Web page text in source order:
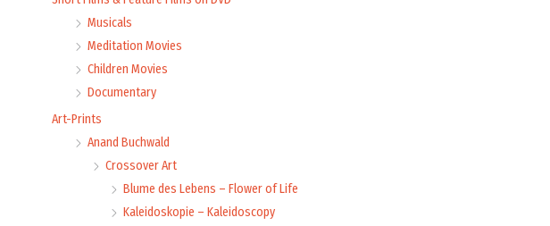
Musicals
Meditation Movies
Children Movies
Documentary
Art-Prints
Anand Buchwald
Crossover Art
Blume des Lebens – Flower of Life
Kaleidoskopie – Kaleidoscopy